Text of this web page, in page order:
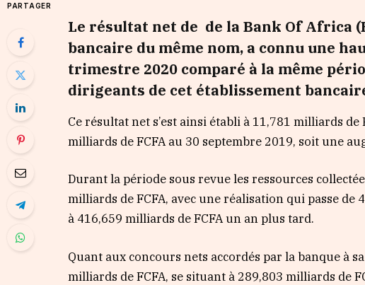
PARTAGER
Le résultat net de de la Bank Of Africa
bancaire du même nom, a connu une
trimestre 2020 comparé à la même
dirigeants de cet établissement
Ce résultat net s’est ainsi établi à 11,781 milliards
milliards de FCFA au 30 septembre 2019, soit une
Durant la période sous revue les ressources
milliards de FCFA, avec une réalisation qui passe de
à 416,659 milliards de FCFA un an plus tard.
Quant aux concours nets accordés par la banque à
milliards de FCFA, se situant à 289,803 milliards de